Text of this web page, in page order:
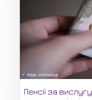
Пенсії за вислугу